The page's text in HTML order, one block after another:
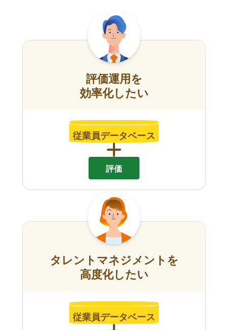
評価運用を
効率化したい
従業員データベース
評価
タレントマネジメントを
高度化したい
従業員データベース